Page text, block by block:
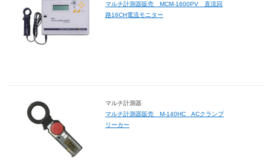
マルチ計測器販売 MCM-1600PV 直流回
路16CH電流モニター
マルチ計測器
マルチ計測器販売 M-140HC ACクランプ
リーカー